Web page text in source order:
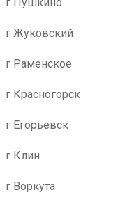
г Жуковский
г Раменское
г Красногорск
г Егорьевск
г Клин
г Воркута